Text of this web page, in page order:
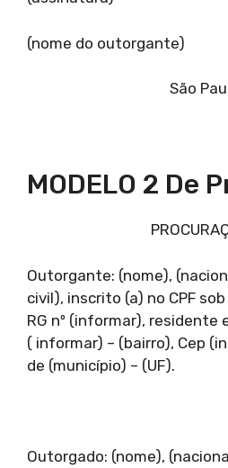
(nome do outorgante)
São
MODELO 2 De
Outorgante: (nome),
civil), inscrito (a) no CPF
RG nº (informar), residente
( informar) – (bairro), Cep
de (município) – (UF).
Outorgado: (nome),